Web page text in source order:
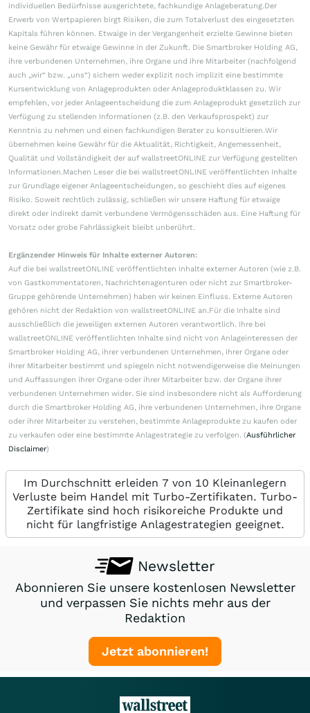
individuellen Bedürfnisse ausgerichtete, fachkundige Anlageberatung.Der
Erwerb von Wertpapieren birgt Risiken, die zum Totalverlust des eingesetzten
Kapitals führen können. Etwaige in der Vergangenheit erzielte Gewinne bieten
keine Gewähr für etwaige Gewinne in der Zukunft. Die Smartbroker Holding AG,
ihre verbundenen Unternehmen, ihre Organe und ihre Mitarbeiter (nachfolgend
auch „wir“ bzw. „uns“) sichern weder explizit noch implizit eine bestimmte
Kursentwicklung von Anlageprodukten oder Anlageproduktklassen zu. Wir
empfehlen, vor jeder Anlageentscheidung die zum Anlageprodukt gesetzlich zur
Verfügung zu stellenden Informationen (z.B. den Verkaufsprospekt) zur
Kenntnis zu nehmen und einen fachkundigen Berater zu konsultieren.Wir
übernehmen keine Gewähr für die Aktualität, Richtigkeit, Angemessenheit,
Qualität und Vollständigkeit der auf wallstreetONLINE zur Verfügung gestellten
Informationen.Machen Leser die bei wallstreetONLINE veröffentlichten Inhalte
zur Grundlage eigener Anlageentscheidungen, so geschieht dies auf eigenes
Risiko. Soweit rechtlich zulässig, schließen wir unsere Haftung für etwaige
direkt oder indirekt damit verbundene Vermögensschäden aus. Eine Haftung für
Vorsatz oder grobe Fahrlässigkeit bleibt unberührt.
Ergänzender Hinweis für Inhalte externer Autoren:
Auf die bei wallstreetONLINE veröffentlichten Inhalte externer Autoren (wie z.B.
von Gastkommentatoren, Nachrichtenagenturen oder nicht zur Smartbroker-
Gruppe gehörende Unternehmen) haben wir keinen Einfluss. Externe Autoren
gehören nicht der Redaktion von wallstreetONLINE an.Für die Inhalte sind
ausschließlich die jeweiligen externen Autoren verantwortlich. Ihre bei
wallstreetONLINE veröffentlichten Inhalte sind nicht von Anlageinteressen der
Smartbroker Holding AG, ihrer verbundenen Unternehmen, ihrer Organe oder
ihrer Mitarbeiter bestimmt und spiegeln nicht notwendigerweise die Meinungen
und Auffassungen ihrer Organe oder ihrer Mitarbeiter bzw. der Organe ihrer
verbundenen Unternehmen wider. Sie sind insbesondere nicht als Aufforderung
durch die Smartbroker Holding AG, ihre verbundenen Unternehmen, ihre Organe
oder ihrer Mitarbeiter zu verstehen, bestimmte Anlageprodukte zu kaufen oder
zu verkaufen oder eine bestimmte Anlagestrategie zu verfolgen. (Ausführlicher
Disclaimer)
Im Durchschnitt erleiden 7 von 10 Kleinanlegern
Verluste beim Handel mit Turbo-Zertifikaten. Turbo-
Zertifikate sind hoch risikoreiche Produkte und
nicht für langfristige Anlagestrategien geeignet.
Newsletter
Abonnieren Sie unsere kostenlosen Newsletter
und verpassen Sie nichts mehr aus der
Redaktion
Jetzt abonnieren!